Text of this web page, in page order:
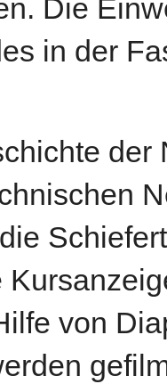
Die
in der
der
von